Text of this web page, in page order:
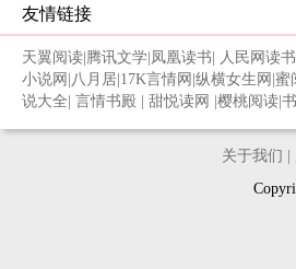
友情链接
天翼阅读 腾讯文学 凤凰读书 人民网读书
小说网 八月居 17K言情网 纵横女生网 蜜
说大全 言情书殿 甜悦读网 樱桃阅读
关于我们